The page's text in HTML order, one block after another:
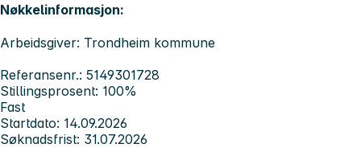
Nøkkelinformasjon:
Arbeidsgiver: Trondheim kommune
Referansenr.: 5149301728
Stillingsprosent: 100%
Fast
Startdato: 14.09.2026
Søknadsfrist: 31.07.2026